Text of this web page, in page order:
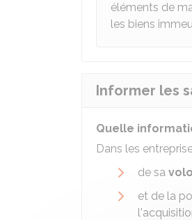
éléments de
les biens
Informer les
Quelle
Dans les
de sa
et de la